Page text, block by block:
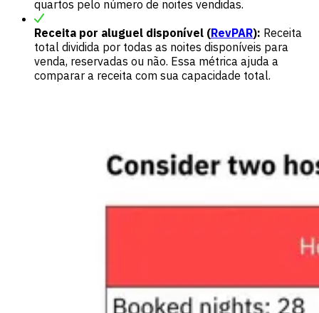
quartos pelo número de noites vendidas.
Receita por aluguel disponível (RevPAR): Receita
total dividida por todas as noites disponíveis para
venda, reservadas ou não. Essa métrica ajuda a
comparar a receita com sua capacidade total.